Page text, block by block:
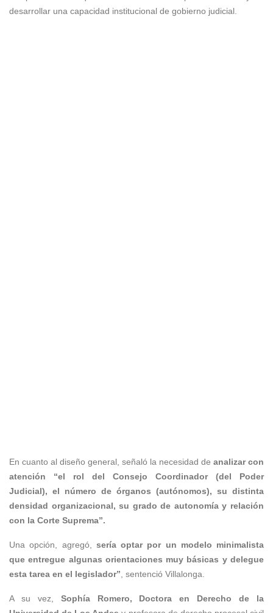
desarrollar una capacidad institucional de gobierno judicial.
En cuanto al diseño general, señaló la necesidad de analizar con
atención “el rol del Consejo Coordinador (del Poder
Judicial), el número de órganos (autónomos), su distinta
densidad organizacional, su grado de autonomía y relación
con la Corte Suprema”.
Una opción, agregó, sería optar por un modelo minimalista
que entregue algunas orientaciones muy básicas y delegue
esta tarea en el legislador”, sentenció Villalonga.
A su vez, Sophía Romero, Doctora en Derecho de la